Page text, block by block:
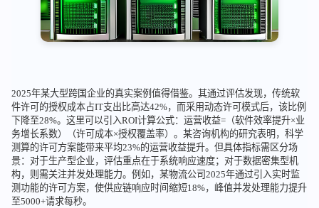
2025年某大型跨国企业的真实案例值得借鉴。其通过评估发现，传统软
件许可的授权成本占IT支出比高达42%，而采用动态许可模式后，该比例
下降至28%。这里可以引入ROI计算公式：运营收益=（软件效率提升×业
务增长系数）（许可成本×授权覆盖率）。某咨询机构的研究表明，科学
测算的许可方案能带来平均23%的运营收益提升。但具体指标需区分场
景：对于生产型企业，评估重点在于系统响应速度；对于数据密集型机
构，则需关注并发处理能力。例如，某物流公司2025年通过引入实时监
测功能的许可方案，使供应链响应时间缩短18%，峰值并发处理能力提升
至5000+请求每秒。